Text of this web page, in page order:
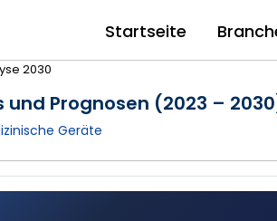
Startseite
2030
Prognosen (2023 –
Geräte